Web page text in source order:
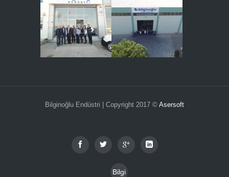
Bilginoğlu Endüstri | Copyright 2017 © Asersoft
Bilgi